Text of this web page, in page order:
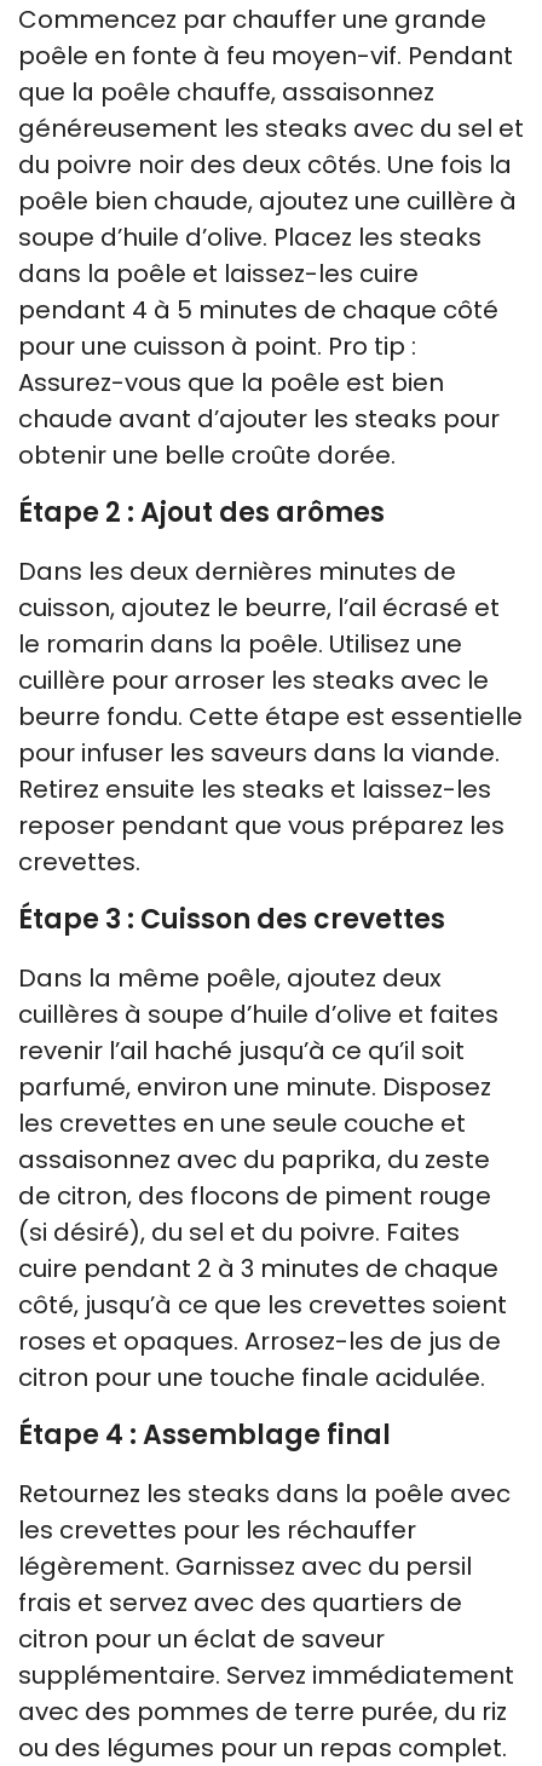
Commencez par chauffer une grande
poêle en fonte à feu moyen-vif. Pendant
que la poêle chauffe, assaisonnez
généreusement les steaks avec du sel et
du poivre noir des deux côtés. Une fois la
poêle bien chaude, ajoutez une cuillère à
soupe d’huile d’olive. Placez les steaks
dans la poêle et laissez-les cuire
pendant 4 à 5 minutes de chaque côté
pour une cuisson à point. Pro tip :
Assurez-vous que la poêle est bien
chaude avant d’ajouter les steaks pour
obtenir une belle croûte dorée.
Étape 2 : Ajout des arômes
Dans les deux dernières minutes de
cuisson, ajoutez le beurre, l’ail écrasé et
le romarin dans la poêle. Utilisez une
cuillère pour arroser les steaks avec le
beurre fondu. Cette étape est essentielle
pour infuser les saveurs dans la viande.
Retirez ensuite les steaks et laissez-les
reposer pendant que vous préparez les
crevettes.
Étape 3 : Cuisson des crevettes
Dans la même poêle, ajoutez deux
cuillères à soupe d’huile d’olive et faites
revenir l’ail haché jusqu’à ce qu’il soit
parfumé, environ une minute. Disposez
les crevettes en une seule couche et
assaisonnez avec du paprika, du zeste
de citron, des flocons de piment rouge
(si désiré), du sel et du poivre. Faites
cuire pendant 2 à 3 minutes de chaque
côté, jusqu’à ce que les crevettes soient
roses et opaques. Arrosez-les de jus de
citron pour une touche finale acidulée.
Étape 4 : Assemblage final
Retournez les steaks dans la poêle avec
les crevettes pour les réchauffer
légèrement. Garnissez avec du persil
frais et servez avec des quartiers de
citron pour un éclat de saveur
supplémentaire. Servez immédiatement
avec des pommes de terre purée, du riz
ou des légumes pour un repas complet.